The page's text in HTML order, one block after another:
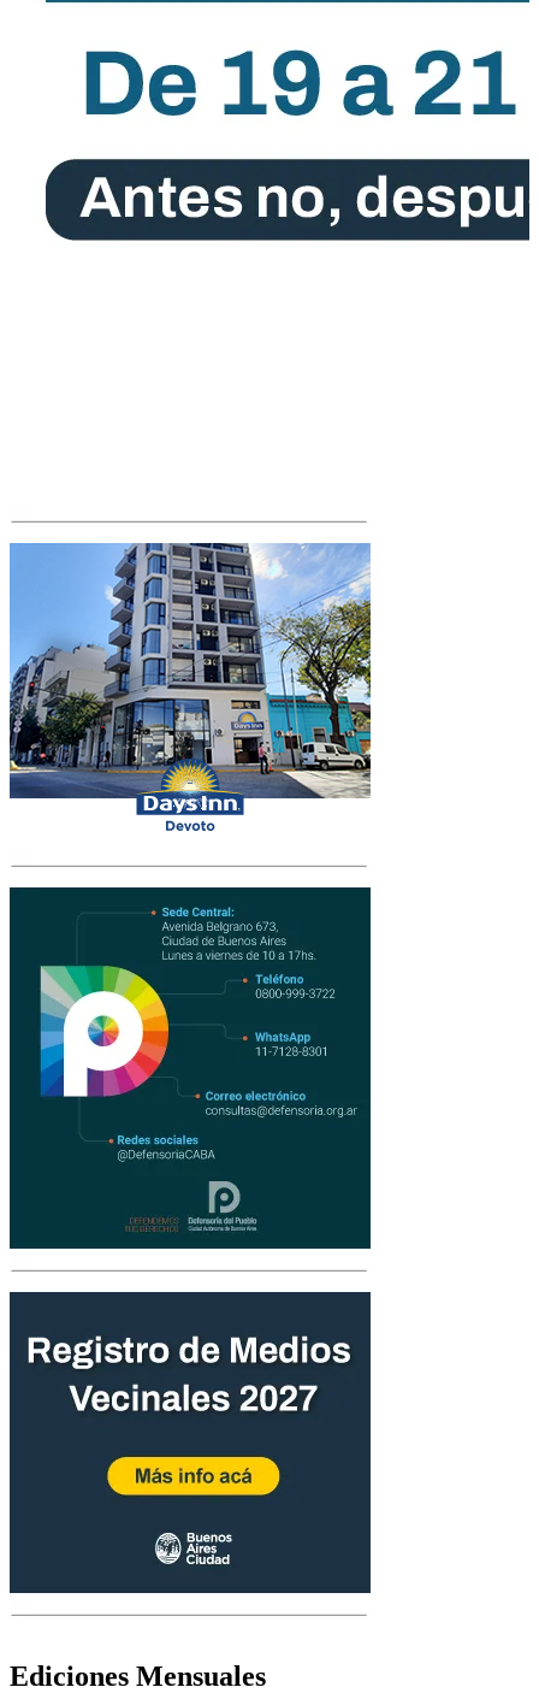
Ediciones Mensuales